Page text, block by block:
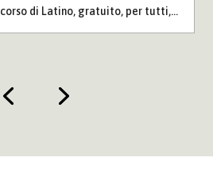
corso di Latino, gratuito, per tutti,...